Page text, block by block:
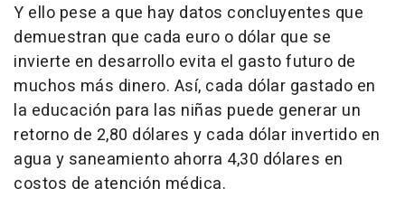
Y ello pese a que hay datos concluyentes que
demuestran que cada euro o dólar que se
invierte en desarrollo evita el gasto futuro de
muchos más dinero. Así, cada dólar gastado en
la educación para las niñas puede generar un
retorno de 2,80 dólares y cada dólar invertido en
agua y saneamiento ahorra 4,30 dólares en
costos de atención médica.